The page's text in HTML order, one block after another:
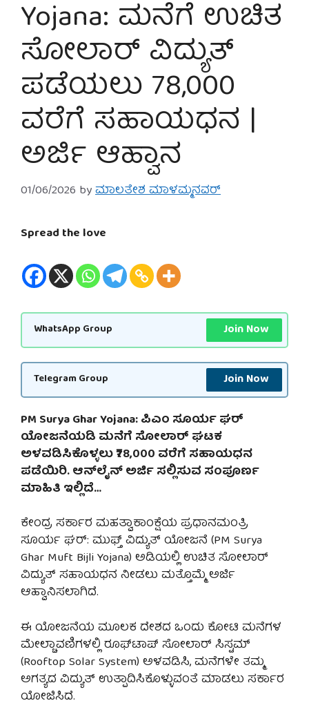
Yojana: ಮನೆಗೆ ಉಚಿತ
ಸೋಲಾರ್ ವಿದ್ಯುತ್
ಪಡೆಯಲು 78,000
ವರೆಗೆ ಸಹಾಯಧನ |
ಅರ್ಜಿ ಆಹ್ವಾನ
01/06/2026 byಮಾಲತೇಶ ಮಾಳಮ್ಮನವರ್
Spread the love
WhatsApp Group Join Now
Telegram Group Join Now
PM Surya Ghar Yojana: ಪಿಎಂ ಸೂರ್ಯ ಘರ್
ಯೋಜನೆಯಡಿ ಮನೆಗೆ ಸೋಲಾರ್ ಘಟಕ
ಅಳವಡಿಸಿಕೊಳ್ಳಲು ₹78,000 ವರೆಗೆ ಸಹಾಯಧನ
ಪಡೆಯಿರಿ. ಆನ್‌ಲೈನ್ ಅರ್ಜಿ ಸಲ್ಲಿಸುವ ಸಂಪೂರ್ಣ
ಮಾಹಿತಿ ಇಲ್ಲಿದೆ…
ಕೇಂದ್ರ ಸರ್ಕಾರ ಮಹತ್ವಾಕಾಂಕ್ಷೆಯ ಪ್ರಧಾನಮಂತ್ರಿ
ಸೂರ್ಯ ಘರ್: ಮುಫ್ತ್ ವಿದ್ಯುತ್ ಯೋಜನೆ (PM Surya
Ghar Muft Bijli Yojana) ಅಡಿಯಲ್ಲಿ ಉಚಿತ ಸೋಲಾರ್
ವಿದ್ಯುತ್ ಸಹಾಯಧನ ನೀಡಲು ಮತ್ತೊಮ್ಮೆ ಅರ್ಜಿ
ಆಹ್ವಾನಿಸಲಾಗಿದೆ.
ಈ ಯೋಜನೆಯ ಮೂಲಕ ದೇಶದ ಒಂದು ಕೋಟಿ ಮನೆಗಳ
ಮೇಲ್ಚಾವಣಿಗಳಲ್ಲಿ ರೂಫ್‌ಟಾಪ್ ಸೋಲಾರ್ ಸಿಸ್ಟಮ್
(Rooftop Solar System) ಅಳವಡಿಸಿ, ಮನೆಗಳೇ ತಮ್ಮ
ಅಗತ್ಯದ ವಿದ್ಯುತ್ ಉತ್ಪಾದಿಸಿಕೊಳ್ಳುವಂತೆ ಮಾಡಲು ಸರ್ಕಾರ
ಯೋಜಿಸಿದೆ.